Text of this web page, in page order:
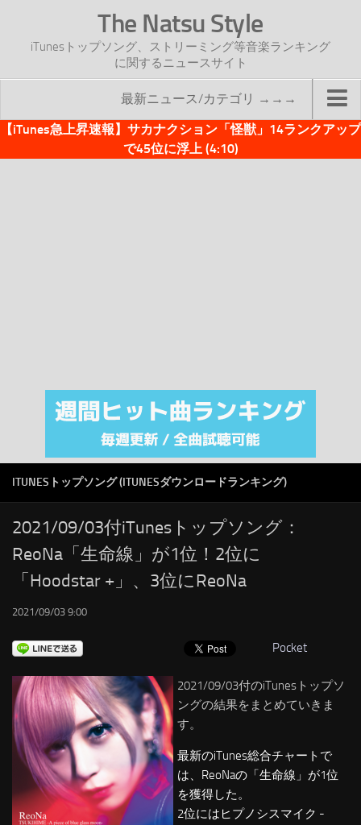
The Natsu Style
iTunesトップソング、ストリーミング等音楽ランキング
に関するニュースサイト
最新ニュース/カテゴリ →→→
TOP
注目カテゴリ
オリジナルiTunes週間トップソング
RSS
LINKS
【iTunes急上昇速報】サカナクション「怪獣」14ランクアップ
で45位に浮上 (4:10)
ITUNESトップソング (ITUNESダウンロードランキング)
2021/09/03付iTunesトップソング：
ReoNa「生命線」が1位！2位に
「Hoodstar +」、3位にReoNa
2021/09/03 9:00
Pocket
2021/09/03付のiTunesトップソ
ングの結果をまとめていきま
す。
最新のiTunes総合チャートで
は、ReoNaの「生命線」が1位
を獲得した。
2位にはヒプノシスマイク -